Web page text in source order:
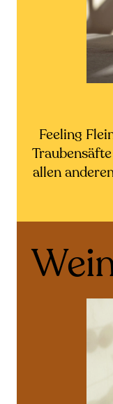
Feeling
allen